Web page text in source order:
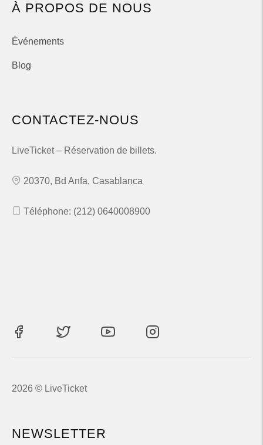
À PROPOS DE NOUS
Événements
Blog
CONTACTEZ-NOUS
LiveTicket – Réservation de billets.
20370, Bd Anfa, Casablanca
Téléphone: (212) 0640008900
2026 © LiveTicket
NEWSLETTER